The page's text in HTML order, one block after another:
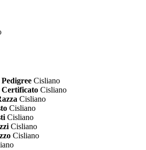
Cisliano
Certificato Cisliano
Cisliano
Cisliano
Cisliano
Cisliano
Cisliano